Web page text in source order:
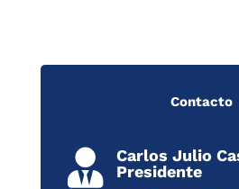
Contacto

Carlos Julio
Presidente